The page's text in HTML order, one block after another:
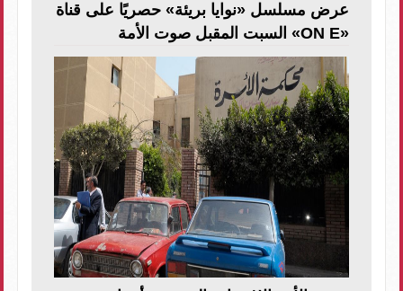
عرض مسلسل «نوايا بريئة» حصريًا على قناة
«ON E» السبت المقبل صوت الأمة